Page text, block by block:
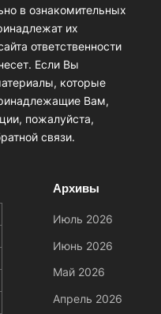
в ознакомительных
их
ответственности
Если Вы
которые
Вам,
пожалуйста,
связи.
Архивы
Июль 2026
Июнь 2026
Май 2026
Апрель 2026